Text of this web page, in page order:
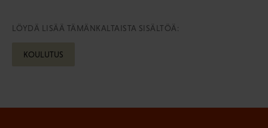
LÖYDÄ LISÄÄ TÄMÄNKALTAISTA SISÄLTÖÄ:
KOULUTUS